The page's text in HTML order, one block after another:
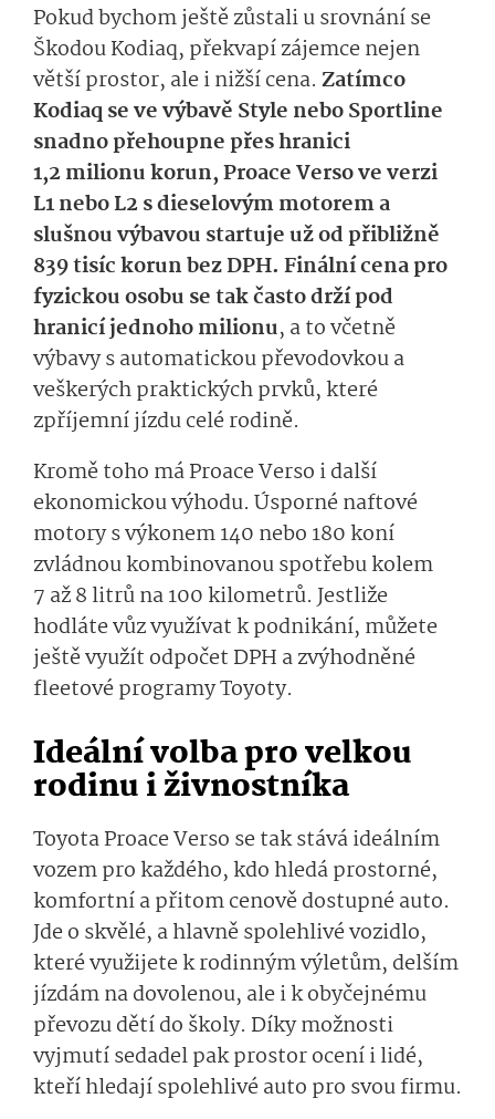
Pokud bychom ještě zůstali u srovnání se
Škodou Kodiaq, překvapí zájemce nejen
větší prostor, ale i nižší cena. Zatímco
Kodiaq se ve výbavě Style nebo Sportline
snadno přehoupne přes hranici
1,2 milionu korun, Proace Verso ve verzi
L1 nebo L2 s dieselovým motorem a
slušnou výbavou startuje už od přibližně
839 tisíc korun bez DPH. Finální cena pro
fyzickou osobu se tak často drží pod
hranicí jednoho milionu, a to včetně
výbavy s automatickou převodovkou a
veškerých praktických prvků, které
zpříjemní jízdu celé rodině.
Kromě toho má Proace Verso i další
ekonomickou výhodu. Úsporné naftové
motory s výkonem 140 nebo 180 koní
zvládnou kombinovanou spotřebu kolem
7 až 8 litrů na 100 kilometrů. Jestliže
hodláte vůz využívat k podnikání, můžete
ještě využít odpočet DPH a zvýhodněné
fleetové programy Toyoty.
Ideální volba pro velkou
rodinu i živnostníka
Toyota Proace Verso se tak stává ideálním
vozem pro každého, kdo hledá prostorné,
komfortní a přitom cenově dostupné auto.
Jde o skvělé, a hlavně spolehlivé vozidlo,
které využijete k rodinným výletům, delším
jízdám na dovolenou, ale i k obyčejnému
převozu dětí do školy. Díky možnosti
vyjmutí sedadel pak prostor ocení i lidé,
kteří hledají spolehlivé auto pro svou firmu.